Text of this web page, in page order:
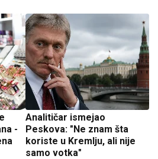
-
Analitičar ismejao
Peskova: "Ne znam šta
koriste u Kremlju, ali nije
samo votka"